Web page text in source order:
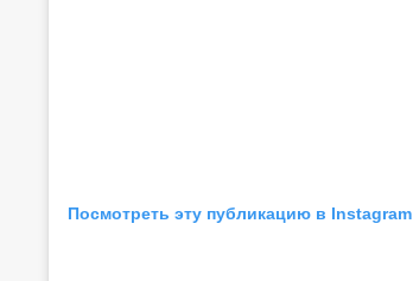
Посмотреть эту публикацию в Instagram